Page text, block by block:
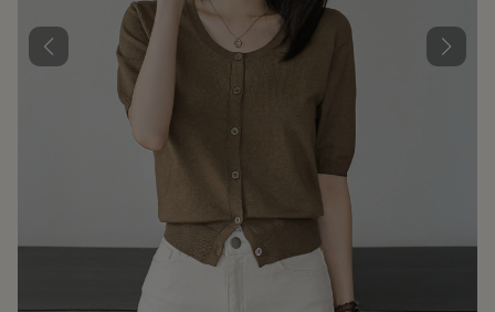
리뷰 카운트 영역
특스트라이프 링클원피스+스트링자켓SET
12% 79,400원
리뷰 카운트 영역
헨틴링클 날개티셔츠+치마바지SET
12%29,900